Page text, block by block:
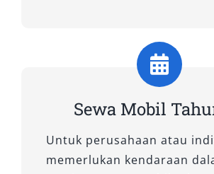
2. Sesuaikan Jenis
jumlah penumpang, tujuan
kenyamanan yang diinginkan.
Sewa Mobil
Untuk perusahaan atau
memerlukan kendaraan